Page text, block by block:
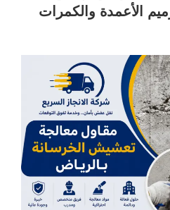
الأعمدة والكمرات